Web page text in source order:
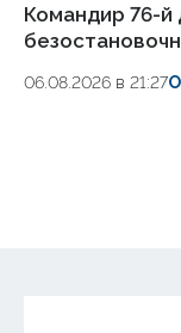
Командир 76-
06.08.2026 в 21:27